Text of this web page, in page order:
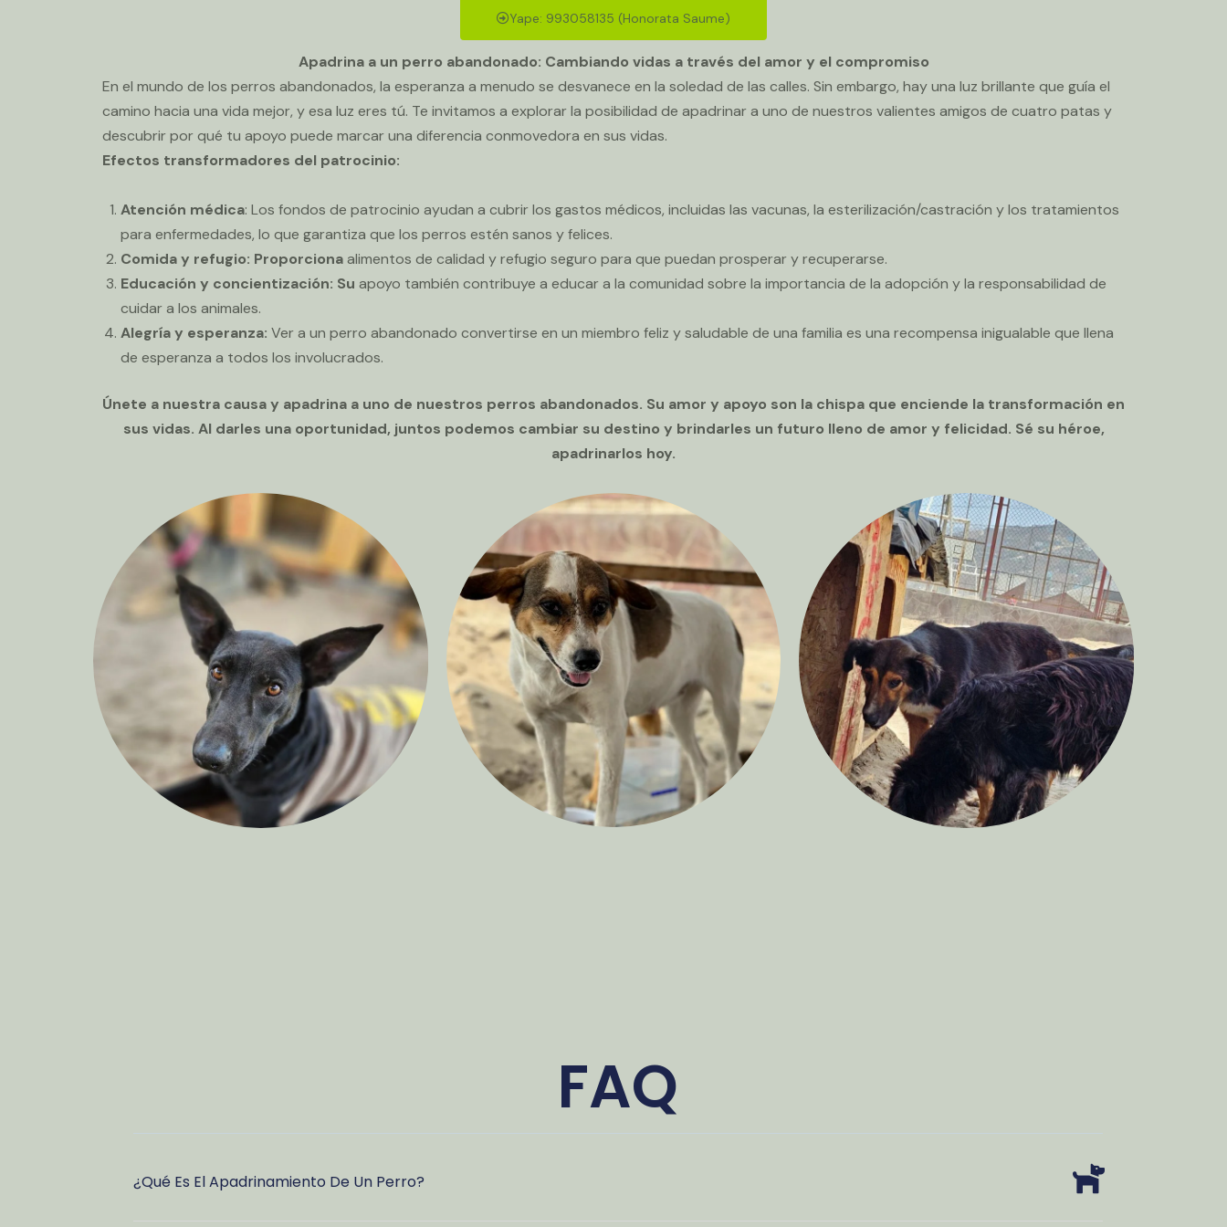
Yape: 993058135 (Honorata Saume)
Apadrina a un perro abandonado: Cambiando vidas a través del amor y el compromiso
En el mundo de los perros abandonados, la esperanza a menudo se desvanece en la soledad de las calles. Sin embargo, hay una luz brillante que guía el
camino hacia una vida mejor, y esa luz eres tú. Te invitamos a explorar la posibilidad de apadrinar a uno de nuestros valientes amigos de cuatro patas y
descubrir por qué tu apoyo puede marcar una diferencia conmovedora en sus vidas.
Efectos transformadores del patrocinio:
Atención médica: Los fondos de patrocinio ayudan a cubrir los gastos médicos, incluidas las vacunas, la esterilización/castración y los tratamientos
para enfermedades, lo que garantiza que los perros estén sanos y felices.
Comida y refugio: Proporcionaalimentos de calidad y refugio seguro para que puedan prosperar y recuperarse.
Educación y concientización: Su apoyo también contribuye a educar a la comunidad sobre la importancia de la adopción y la responsabilidad de
cuidar a los animales.
Alegría y esperanza: Ver a un perro abandonado convertirse en un miembro feliz y saludable de una familia es una recompensa inigualable que llena
de esperanza a todos los involucrados.
Únete a nuestra causa y apadrina a uno de nuestros perros abandonados. Su amor y apoyo son la chispa que enciende la transformación en
sus vidas. Al darles una oportunidad, juntos podemos cambiar su destino y brindarles un futuro lleno de amor y felicidad. Sé su héroe,
apadrinarlos hoy.
FAQ
¿Qué Es El Apadrinamiento De Un Perro?